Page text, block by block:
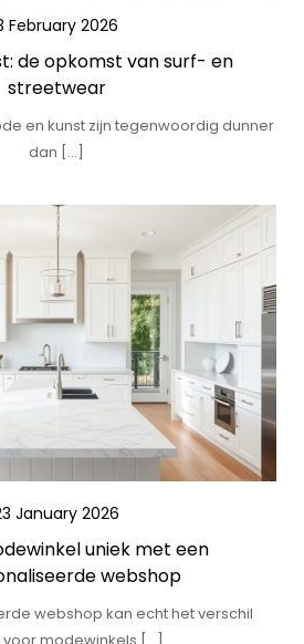
February 2026
de opkomst van surf- en
streetwear
en kunst zijn tegenwoordig dunner
dan […]
January 2026
uniek met een
webshop
webshop kan echt het verschil